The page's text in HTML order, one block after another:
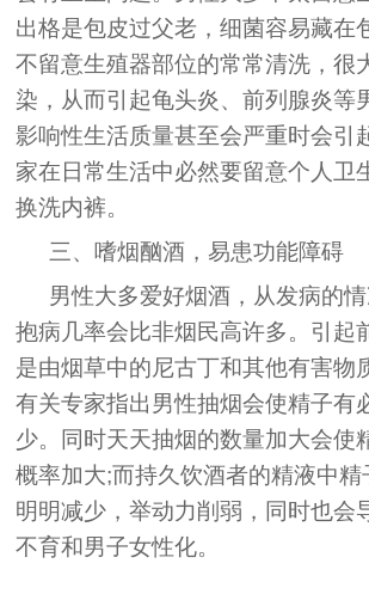
出格是包皮过父老，细菌容易藏在
不留意生殖器部位的常常清洗，很
染，从而引起龟头炎、前列腺炎等
影响性生活质量甚至会严重时会引
家在日常生活中必然要留意个人卫
换洗内裤。
三、嗜烟酗酒，易患功能障碍
男性大多爱好烟酒，从发病的
抱病几率会比非烟民高许多。引起
是由烟草中的尼古丁和其他有害物
有关专家指出男性抽烟会使精子有
少。同时天天抽烟的数量加大会使
概率加大;而持久饮酒者的精液中精
明明减少，举动力削弱，同时也会
不育和男子女性化。